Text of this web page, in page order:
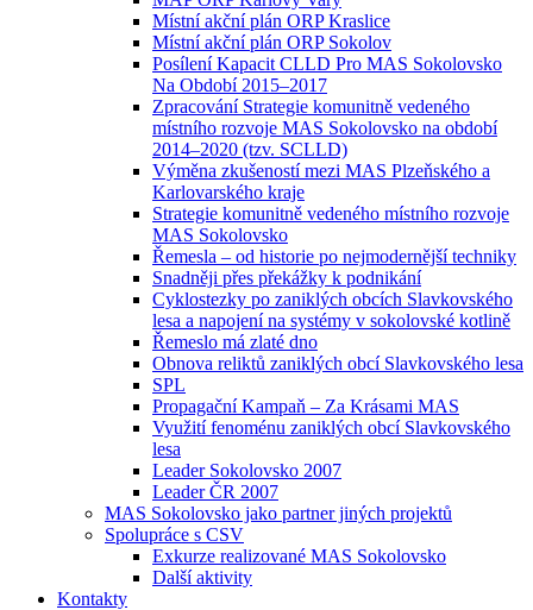
Místní akční plán ORP Kraslice
Místní akční plán ORP Sokolov
Posílení Kapacit CLLD Pro MAS Sokolovsko
Na Období 2015–2017
Zpracování Strategie komunitně vedeného
místního rozvoje MAS Sokolovsko na období
2014–2020 (tzv. SCLLD)
Výměna zkušeností mezi MAS Plzeňského a
Karlovarského kraje
Strategie komunitně vedeného místního rozvoje
MAS Sokolovsko
Řemesla – od historie po nejmodernější techniky
Snadněji přes překážky k podnikání
Cyklostezky po zaniklých obcích Slavkovského
lesa a napojení na systémy v sokolovské kotlině
Řemeslo má zlaté dno
Obnova reliktů zaniklých obcí Slavkovského lesa
SPL
Propagační Kampaň – Za Krásami MAS
Využití fenoménu zaniklých obcí Slavkovského
lesa
Leader Sokolovsko 2007
Leader ČR 2007
MAS Sokolovsko jako partner jiných projektů
Spolupráce s CSV
Exkurze realizované MAS Sokolovsko
Další aktivity
Kontakty